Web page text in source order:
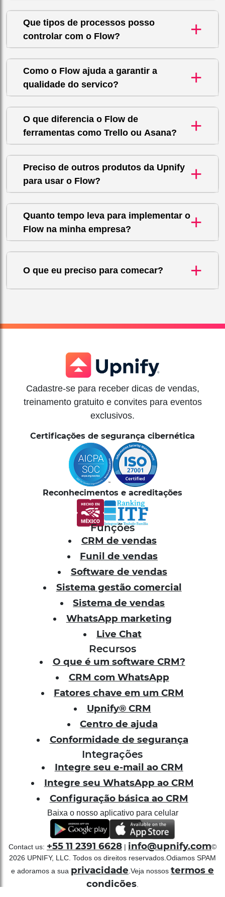
Que tipos de processos posso
controlar com o Flow?
+
Como o Flow ajuda a garantir a
qualidade do servico?
+
O que diferencia o Flow de
ferramentas como Trello ou Asana?
+
Preciso de outros produtos da Upnify
para usar o Flow?
+
Quanto tempo leva para implementar o
Flow na minha empresa?
+
O que eu preciso para comecar? +
Cadastre-se para receber dicas de vendas,
treinamento gratuito e convites para eventos
exclusivos.
Certificações de segurança cibernética
Reconhecimentos e acreditações
Funções
CRM de vendas
Funil de vendas
Software de vendas
Sistema gestão comercial
Sistema de vendas
WhatsApp marketing
Live Chat
Recursos
O que é um software CRM?
CRM com WhatsApp
Fatores chave em um CRM
Upnify® CRM
Centro de ajuda
Conformidade de segurança
Integrações
Integre seu e-mail ao CRM
Integre seu WhatsApp ao CRM
Configuração básica ao CRM
Baixa o nosso aplicativo para celular
Contact us: +55 11 2391 6628 | info@upnify.com©
2026 UPNIFY, LLC. Todos os direitos reservados. Odiamos SPAM
e adoramos a sua privacidade Veja nossos termos e
condições